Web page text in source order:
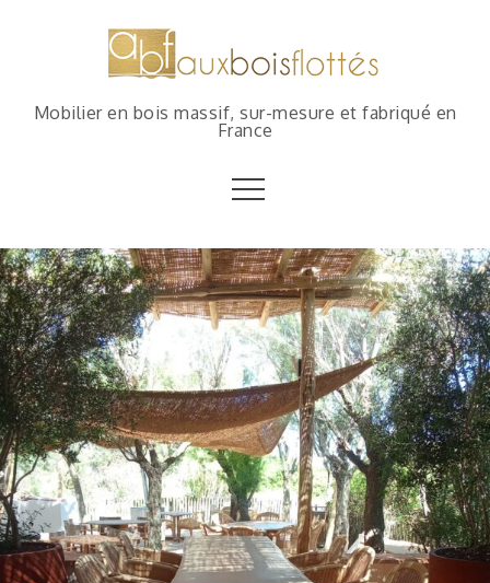
Mobilier en bois massif, sur-mesure et fabriqué en
France